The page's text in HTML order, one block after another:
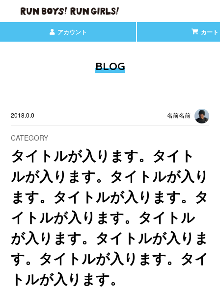
アカウント カート
BLOG
2018.0.0 名前名前
CATEGORY
タイトルが入ります。タイト
ルが入ります。タイトルが入り
ます。タイトルが入ります。タ
イトルが入ります。タイトル
が入ります。タイトルが入りま
す。タイトルが入ります。タイ
トルが入ります。